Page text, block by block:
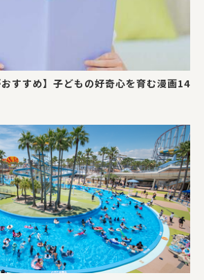
おすすめ】子どもの好奇心を育む漫画14